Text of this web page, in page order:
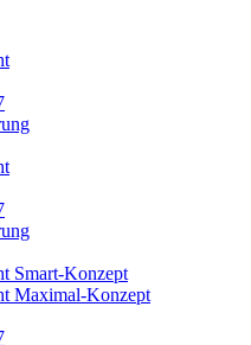
Smart-Konzept
Maximal-Konzept